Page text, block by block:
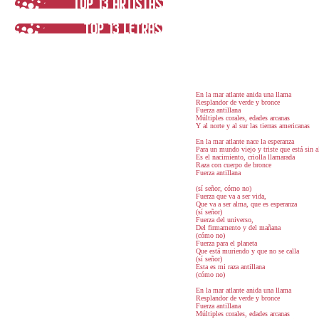
En la mar atlante anida una llama
Resplandor de verde y bronce
Fuerza antillana
Múltiples corales, edades arcanas
Y al norte y al sur las tierras americanas
En la mar atlante nace la esperanza
Para un mundo viejo y triste que está sin
Es el nacimiento, criolla llamarada
Raza con cuerpo de bronce
Fuerza antillana
(sí señor, cómo no)
Fuerza que va a ser vida,
Que va a ser alma, que es esperanza
(sí señor)
Fuerza del universo,
Del firmamento y del mañana
(cómo no)
Fuerza para el planeta
Que está muriendo y que no se calla
(sí señor)
Esta es mi raza antillana
(cómo no)
En la mar atlante anida una llama
Resplandor de verde y bronce
Fuerza antillana
Múltiples corales, edades arcanas